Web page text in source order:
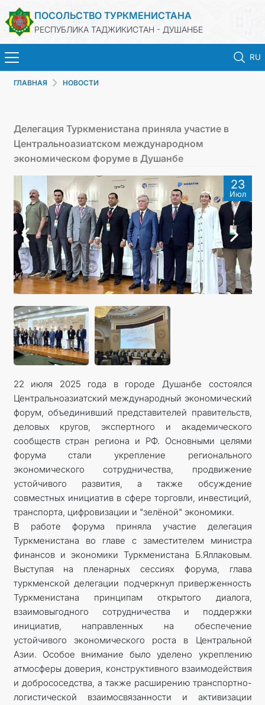
ПОСОЛЬСТВО ТУРКМЕНИСТАНА
РЕСПУБЛИКА ТАДЖИКИСТАН - ДУШАНБЕ
RU
ТУРКМЕНИСТАН
КОНСУЛЬСКИЕ УСЛУГИ
МИД
КОНТАКТНЫЕ ДАННЫЕ
ГЛАВНАЯ НОВОСТИ
Делегация Туркменистана приняла участие в
Центральноазиатском международном
экономическом форуме в Душанбе
23
Июл
22 июля 2025 года в городе Душанбе состоялся
Центральноазиатский международный экономический
форум, объединивший представителей правительств,
деловых кругов, экспертного и академического
сообществ стран региона и РФ. Основными целями
форума стали укрепление регионального
экономического сотрудничества, продвижение
устойчивого развития, а также обсуждение
совместных инициатив в сфере торговли, инвестиций,
транспорта, цифровизации и "зелёной" экономики.
В работе форума приняла участие делегация
Туркменистана во главе с заместителем министра
финансов и экономики Туркменистана Б.Яллаковым.
Выступая на пленарных сессиях форума, глава
туркменской делегации подчеркнул приверженность
Туркменистана принципам открытого диалога,
взаимовыгодного сотрудничества и поддержки
инициатив, направленных на обеспечение
устойчивого экономического роста в Центральной
Азии. Особое внимание было уделено укреплению
атмосферы доверия, конструктивного взаимодействия
и добрососедства, а также расширению транспортно-
логистической взаимосвязанности и активизации